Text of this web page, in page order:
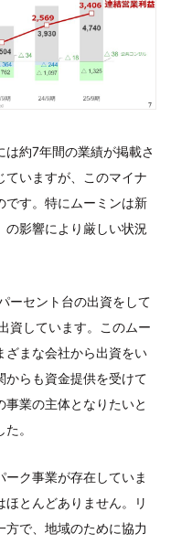
約7年間の業績が掲載さ
ていますが、このマイナ
です。特にムーミンは新
影響により厳しい状況
ーセント台の出資をして
資しています。このムー
ざまな会社から出資をい
からも資金提供を受けて
業の主体となりたいと
。
ク事業が存在していま
とんどありません。リ
方で、地域のために協力